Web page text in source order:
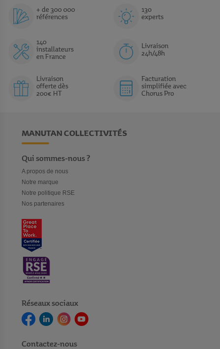
+ de 300 000
références
130
experts
140
installateurs
en France
Livraison
24h/48h
Livraison
offerte dès
200€ HT
Facturation
simplifiée avec
Chorus Pro
MANUTAN COLLECTIVITÉS
Qui sommes-nous ?
A propos de nous
Notre marque
Notre politique RSE
Nos partenaires
Réseaux sociaux
Contactez-nous